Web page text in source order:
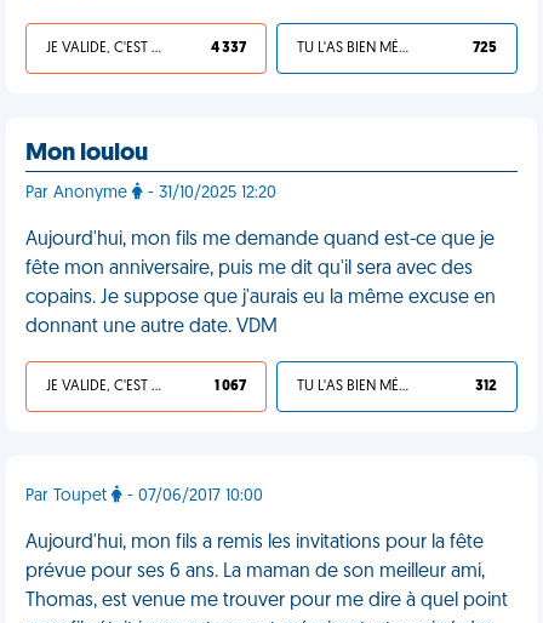
JE VALIDE, C'EST UNE VDM 4 337 TU L'AS BIEN MÉRITÉ 725
Mon loulou
Par Anonyme - 31/10/2025 12:20
Aujourd'hui, mon fils me demande quand est-ce que je
fête mon anniversaire, puis me dit qu'il sera avec des
copains. Je suppose que j'aurais eu la même excuse en
donnant une autre date. VDM
JE VALIDE, C'EST UNE VDM 1 067 TU L'AS BIEN MÉRITÉ 312
Par Toupet - 07/06/2017 10:00
Aujourd'hui, mon fils a remis les invitations pour la fête
prévue pour ses 6 ans. La maman de son meilleur ami,
Thomas, est venue me trouver pour me dire à quel point